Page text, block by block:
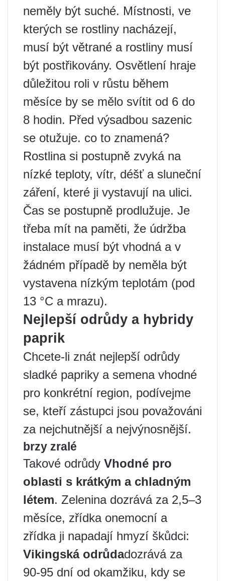
neměly být suché. Místnosti, ve
kterých se rostliny nacházejí,
musí být větrané a rostliny musí
být postřikovány. Osvětlení hraje
důležitou roli v růstu během
měsíce by se mělo svítit od 6 do
8 hodin. Před výsadbou sazenic
se otužuje. co to znamená?
Rostlina si postupně zvyká na
nízké teploty, vítr, déšť a sluneční
záření, které ji vystavují na ulici.
Čas se postupně prodlužuje. Je
třeba mít na paměti, že údržba
instalace musí být vhodná a v
žádném případě by neměla být
vystavena nízkým teplotám (pod
13 °C a mrazu).
Nejlepší odrůdy a hybridy
paprik
Chcete-li znát nejlepší odrůdy
sladké papriky a semena vhodné
pro konkrétní region, podívejme
se, kteří zástupci jsou považováni
za nejchutnější a nejvýnosnější.
brzy zralé
Takové odrůdy Vhodné pro
oblasti s krátkým a chladným
létem. Zelenina dozrává za 2,5–3
měsíce, zřídka onemocní a
zřídka ji napadají hmyzí škůdci:
Vikingská odrůdadozrává za
90-95 dní od okamžiku, kdy se